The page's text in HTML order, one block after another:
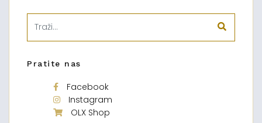
Pratite nas
Facebook
Instagram
OLX Shop